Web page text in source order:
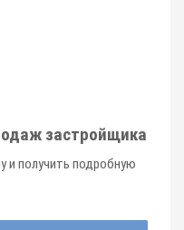
застройщика
и получить подробную